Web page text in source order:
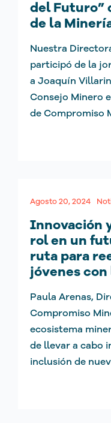
del Futuro”
de la
Nuestra
participó de la
a Joaquín
Consejo Minero
de Compromiso
Agosto 20, 2024
Innovación
rol en un
ruta para
jóvenes
Paula Arenas,
Compromiso
ecosistema
de llevar a cabo
inclusión de